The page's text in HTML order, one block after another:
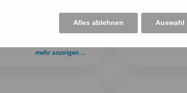
Stock
mehr anzeigen ...
Alles ablehnen Auswahl